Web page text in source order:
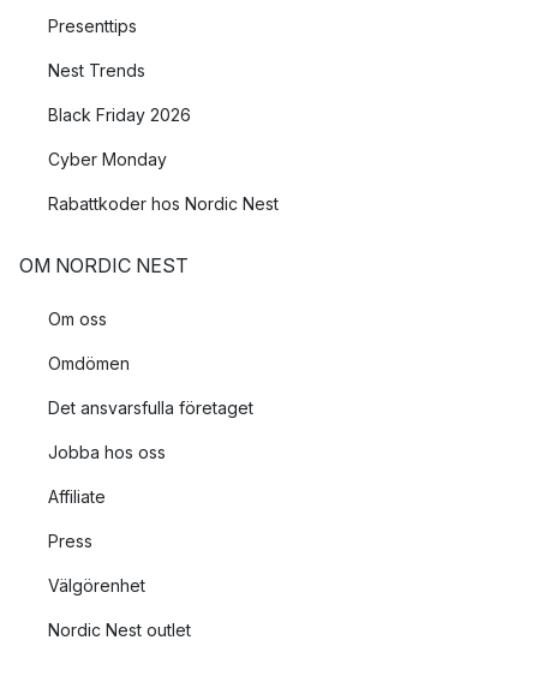
Presenttips
Nest Trends
Black Friday 2026
Cyber Monday
Rabattkoder hos Nordic Nest
OM NORDIC NEST
Om oss
Omdömen
Det ansvarsfulla företaget
Jobba hos oss
Affiliate
Press
Välgörenhet
Nordic Nest outlet